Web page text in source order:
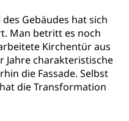
Gebäudes hat sich
Man betritt es noch
Kirchentür aus
Jahre charakteristische
die Fassade. Selbst
die Transformation